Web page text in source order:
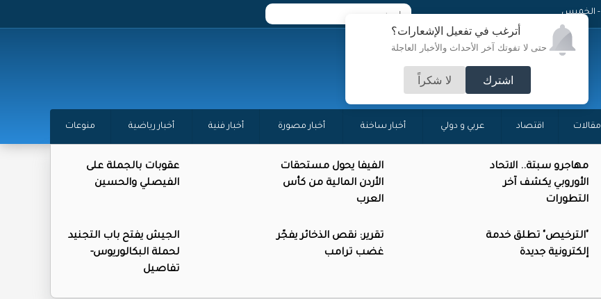
أترغب في تفعيل الإشعارات؟
حتى لا تفوتك آخر الأحداث والأخبار العاجلة
اشترك لا شكراً
مقالات اقتصاد عربي و دولي أخبار ساخنة أخبار مصورة أخبار فنية أخبار رياضية منوعات
مهاجرو سبتة.. الاتحاد
الأوروبي يكشف آخر
التطورات
الفيفا يحول مستحقات
الأردن المالية من كأس
العرب
عقوبات بالجملة على
الفيصلي والحسين
"الترخيص" تطلق خدمة
إلكترونية جديدة
تقرير: نقص الذخائر يفجّر
غضب ترامب
الجيش يفتح باب التجنيد
لحملة البكالوريوس-
تفاصيل